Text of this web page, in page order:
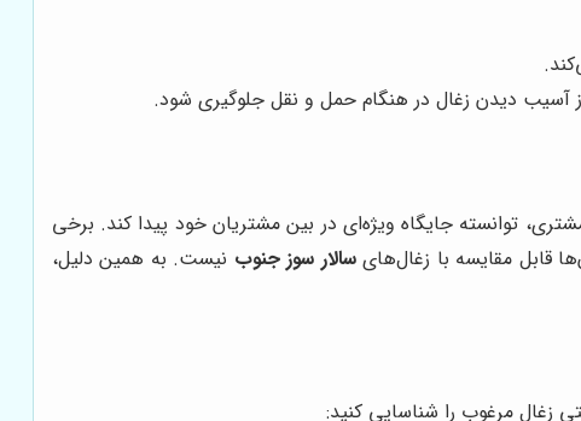
آسیب دیدن زغال در هنگام حمل و نقل جلوگیری شود.
توانسته جایگاه ویژه‌ای در بین مشتریان خود پیدا کند. برخی
سالار سوز جنوب نیست. به همین دلیل،
زغال مرغوب را شناسایی کنید: